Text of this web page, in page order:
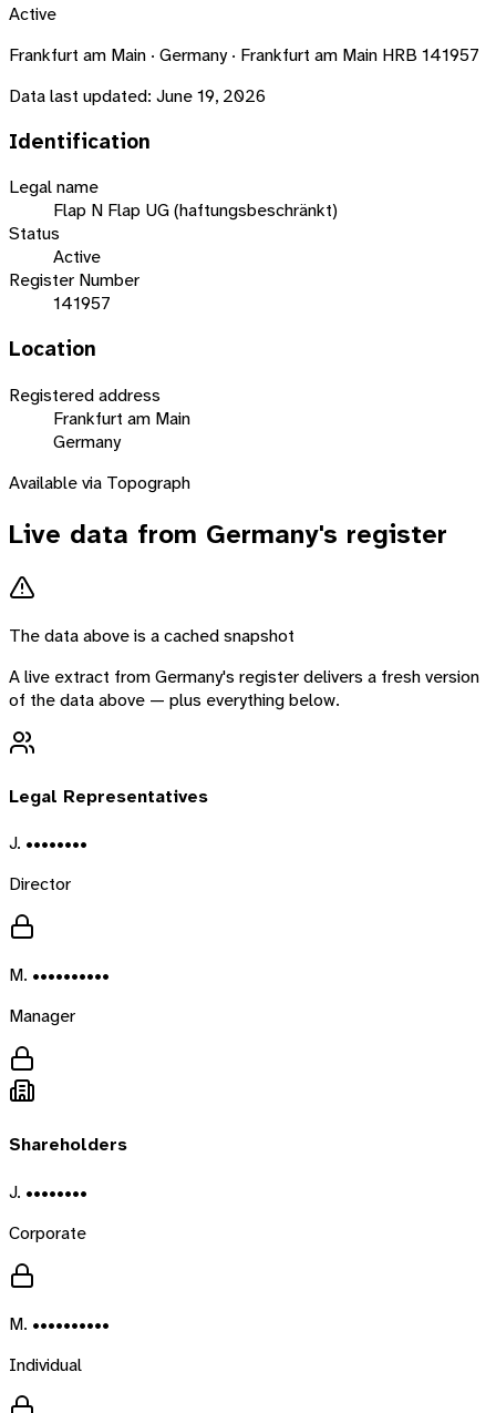
Active
Frankfurt am Main · Germany · Frankfurt am Main HRB 141957
Data last updated: June 19, 2026
Identification
Legal name
Flap N Flap UG (haftungsbeschränkt)
Status
Active
Register Number
141957
Location
Registered address
Frankfurt am Main
Germany
Available via Topograph
Live data from Germany's register
The data above is a cached snapshot
A live extract fromGermany's register delivers a fresh version
of the data above — plus everything below.
Legal Representatives
J. ••••••••
Director
M. ••••••••••
Manager
Shareholders
J. ••••••••
Corporate
M. ••••••••••
Individual